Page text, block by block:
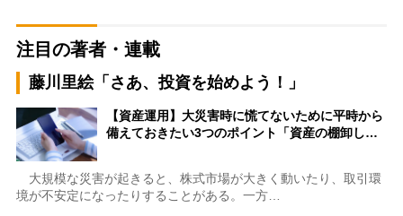
注目の著者・連載
藤川里絵「さあ、投資を始めよう！」
【資産運用】大災害時に慌てないために平時から
備えておきたい3つのポイント「資産の棚卸し…
大規模な災害が起きると、株式市場が大きく動いたり、取引環
境が不安定になったりすることがある。一方…